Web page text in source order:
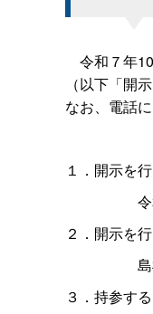
令和７年
（以下「開
なお、電話
１．開示を
２．開示を
３．持参す